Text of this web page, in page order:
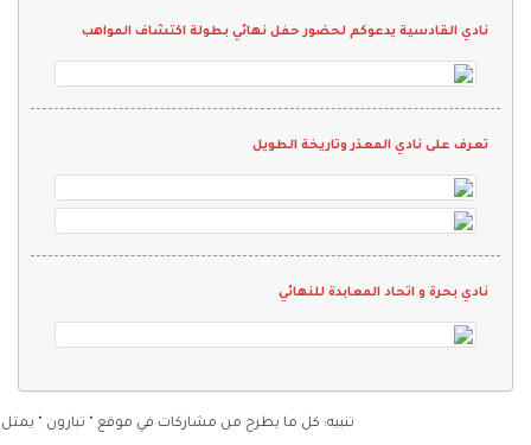
نادي القادسية يدعوكم لحضور حفل نهائي بطولة اكتشاف المواهب
تعرف على نادي المعذر وتاريخة الطويل
نادي بحرة و اتحاد المعابدة للنهائي
تنبيه: كل ما يطرح من مشاركات في موقع " تبارون " يمثل رأي